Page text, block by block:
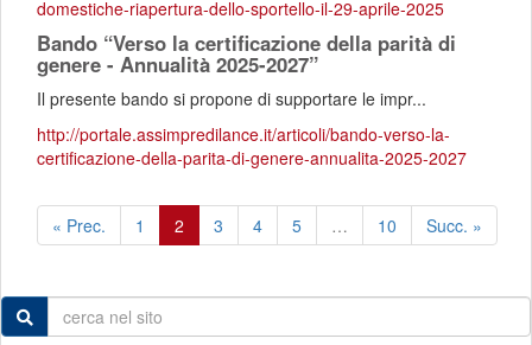
domestiche-riapertura-dello-sportello-il-29-aprile-2025
Bando “Verso la certificazione della parità di
genere - Annualità 2025-2027”
Il presente bando si propone di supportare le impr...
http://portale.assimpredilance.it/articoli/bando-verso-la-
certificazione-della-parita-di-genere-annualita-2025-2027
« Prec. 1 2 3 4 5 … 10 Succ. »